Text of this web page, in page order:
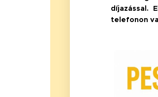
díjazással.
telefonon